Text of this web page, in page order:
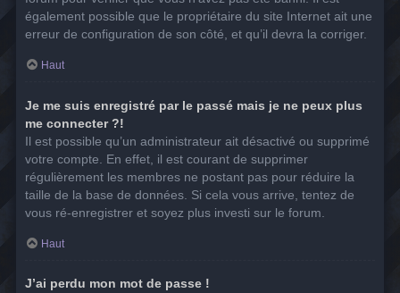
également possible que le propriétaire du site Internet ait une
erreur de configuration de son côté, et qu’il devra la corriger.
Haut
Je me suis enregistré par le passé mais je ne peux plus
me connecter ?!
Il est possible qu’un administrateur ait désactivé ou supprimé
votre compte. En effet, il est courant de supprimer
régulièrement les membres ne postant pas pour réduire la
taille de la base de données. Si cela vous arrive, tentez de
vous ré-enregistrer et soyez plus investi sur le forum.
Haut
J’ai perdu mon mot de passe !